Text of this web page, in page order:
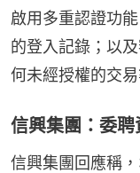
啟用多重認證功
的登入記錄；以
何未經授權的交
信興集團：委
信興集團回應稱